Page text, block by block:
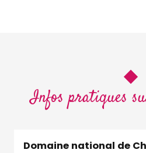
Infos pratiques
Domaine national de